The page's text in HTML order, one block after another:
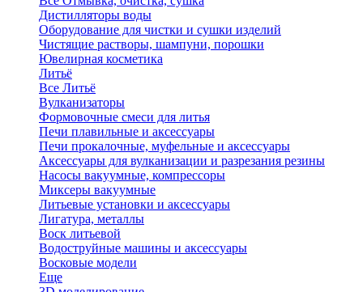
Дистилляторы воды
Оборудование для чистки и сушки изделий
Чистящие растворы, шампуни, порошки
Ювелирная косметика
Литьё
Все Литьё
Вулканизаторы
Формовочные смеси для литья
Печи плавильные и аксессуары
Печи прокалочные, муфельные и аксессуары
Аксессуары для вулканизации и разрезания резины
Насосы вакуумные, компрессоры
Миксеры вакуумные
Литьевые установки и аксессуары
Лигатура, металлы
Воск литьевой
Водоструйные машины и аксессуары
Восковые модели
Еще